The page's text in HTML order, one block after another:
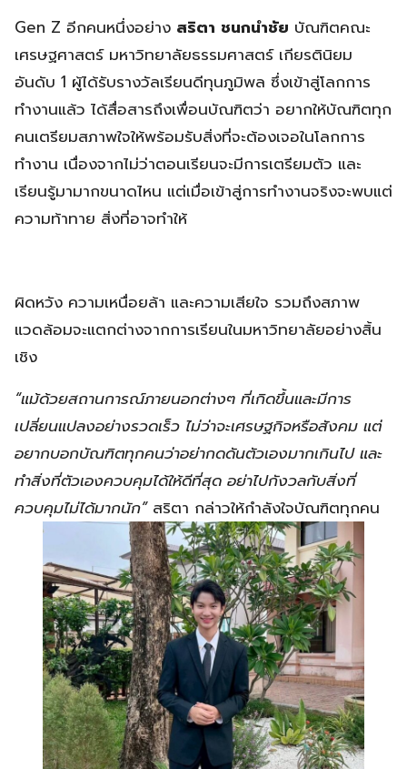
Gen Z อีกคนหนึ่งอย่าง สริตา ชนกนำชัย บัณฑิตคณะ
เศรษฐศาสตร์ มหาวิทยาลัยธรรมศาสตร์ เกียรตินิยม
อันดับ 1 ผู้ได้รับรางวัลเรียนดีทุนภูมิพล ซึ่งเข้าสู่โลกการ
ทำงานแล้ว ได้สื่อสารถึงเพื่อนบัณฑิตว่า อยากให้บัณฑิตทุก
คนเตรียมสภาพใจให้พร้อมรับสิ่งที่จะต้องเจอในโลกการ
ทำงาน เนื่องจากไม่ว่าตอนเรียนจะมีการเตรียมตัว และ
เรียนรู้มามากขนาดไหน แต่เมื่อเข้าสู่การทำงานจริงจะพบแต่
ความท้าทาย สิ่งที่อาจทำให้
ผิดหวัง ความเหนื่อยล้า และความเสียใจ รวมถึงสภาพ
แวดล้อมจะแตกต่างจากการเรียนในมหาวิทยาลัยอย่างสิ้น
เชิง
“แม้ด้วยสถานการณ์ภายนอกต่างๆ ที่เกิดขึ้นและมีการ
เปลี่ยนแปลงอย่างรวดเร็ว ไม่ว่าจะเศรษฐกิจหรือสังคม แต่
อยากบอกบัณฑิตทุกคนว่าอย่ากดดันตัวเองมากเกินไป และ
ทำสิ่งที่ตัวเองควบคุมได้ให้ดีที่สุด อย่าไปกังวลกับสิ่งที่
ควบคุมไม่ได้มากนัก”สริตา กล่าวให้กำลังใจบัณฑิตทุกคน